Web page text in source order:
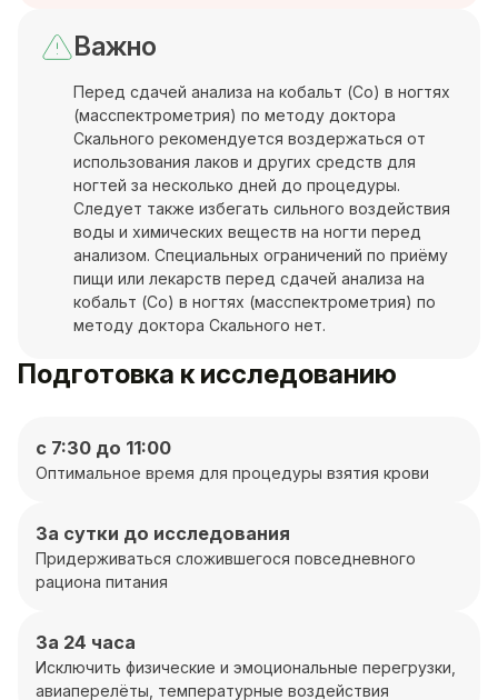
Важно
Перед сдачей анализа на кобальт (Co) в ногтях
(масспектрометрия) по методу доктора
Скального рекомендуется воздержаться от
использования лаков и других средств для
ногтей за несколько дней до процедуры.
Следует также избегать сильного воздействия
воды и химических веществ на ногти перед
анализом. Специальных ограничений по приёму
пищи или лекарств перед сдачей анализа на
кобальт (Co) в ногтях (масспектрометрия) по
методу доктора Скального нет.
Подготовка к исследованию
с 7:30 до 11:00
Оптимальное время для процедуры взятия крови
За сутки до исследования
Придерживаться сложившегося повседневного
рациона питания
За 24 часа
Исключить физические и эмоциональные перегрузки,
авиаперелёты, температурные воздействия